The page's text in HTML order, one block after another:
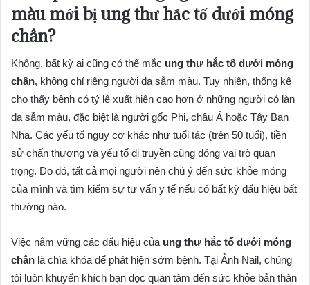
màu mới bị ung thư hắc tố dưới móng
chân?
Không, bất kỳ ai cũng có thể mắc ung thư hắc tố dưới móng
chân, không chỉ riêng người da sẫm màu. Tuy nhiên, thống kê
cho thấy bệnh có tỷ lệ xuất hiện cao hơn ở những người có làn
da sẫm màu, đặc biệt là người gốc Phi, châu Á hoặc Tây Ban
Nha. Các yếu tố nguy cơ khác như tuổi tác (trên 50 tuổi), tiền
sử chấn thương và yếu tố di truyền cũng đóng vai trò quan
trọng. Do đó, tất cả mọi người nên chú ý đến sức khỏe móng
của mình và tìm kiếm sự tư vấn y tế nếu có bất kỳ dấu hiệu bất
thường nào.
Việc nắm vững các dấu hiệu của ung thư hắc tố dưới móng
chân là chìa khóa để phát hiện sớm bệnh. Tại Ảnh Nail, chúng
tôi luôn khuyến khích bạn đọc quan tâm đến sức khỏe bản thân